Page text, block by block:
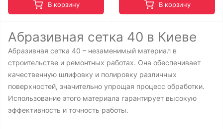
В корзину В корзину
Абразивная сетка 40 в Киеве
Абразивная сетка 40 – незаменимый материал в
строительстве и ремонтных работах. Она обеспечивает
качественную шлифовку и полировку различных
поверхностей, значительно упрощая процесс обработки.
Использование этого материала гарантирует высокую
эффективность и точность работы.